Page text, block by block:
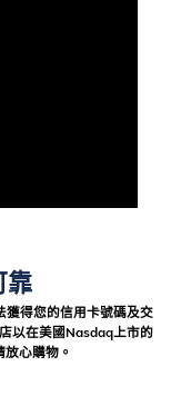
靠
得您的信用卡號碼及交
以在美國Nasdaq上市的
心購物。